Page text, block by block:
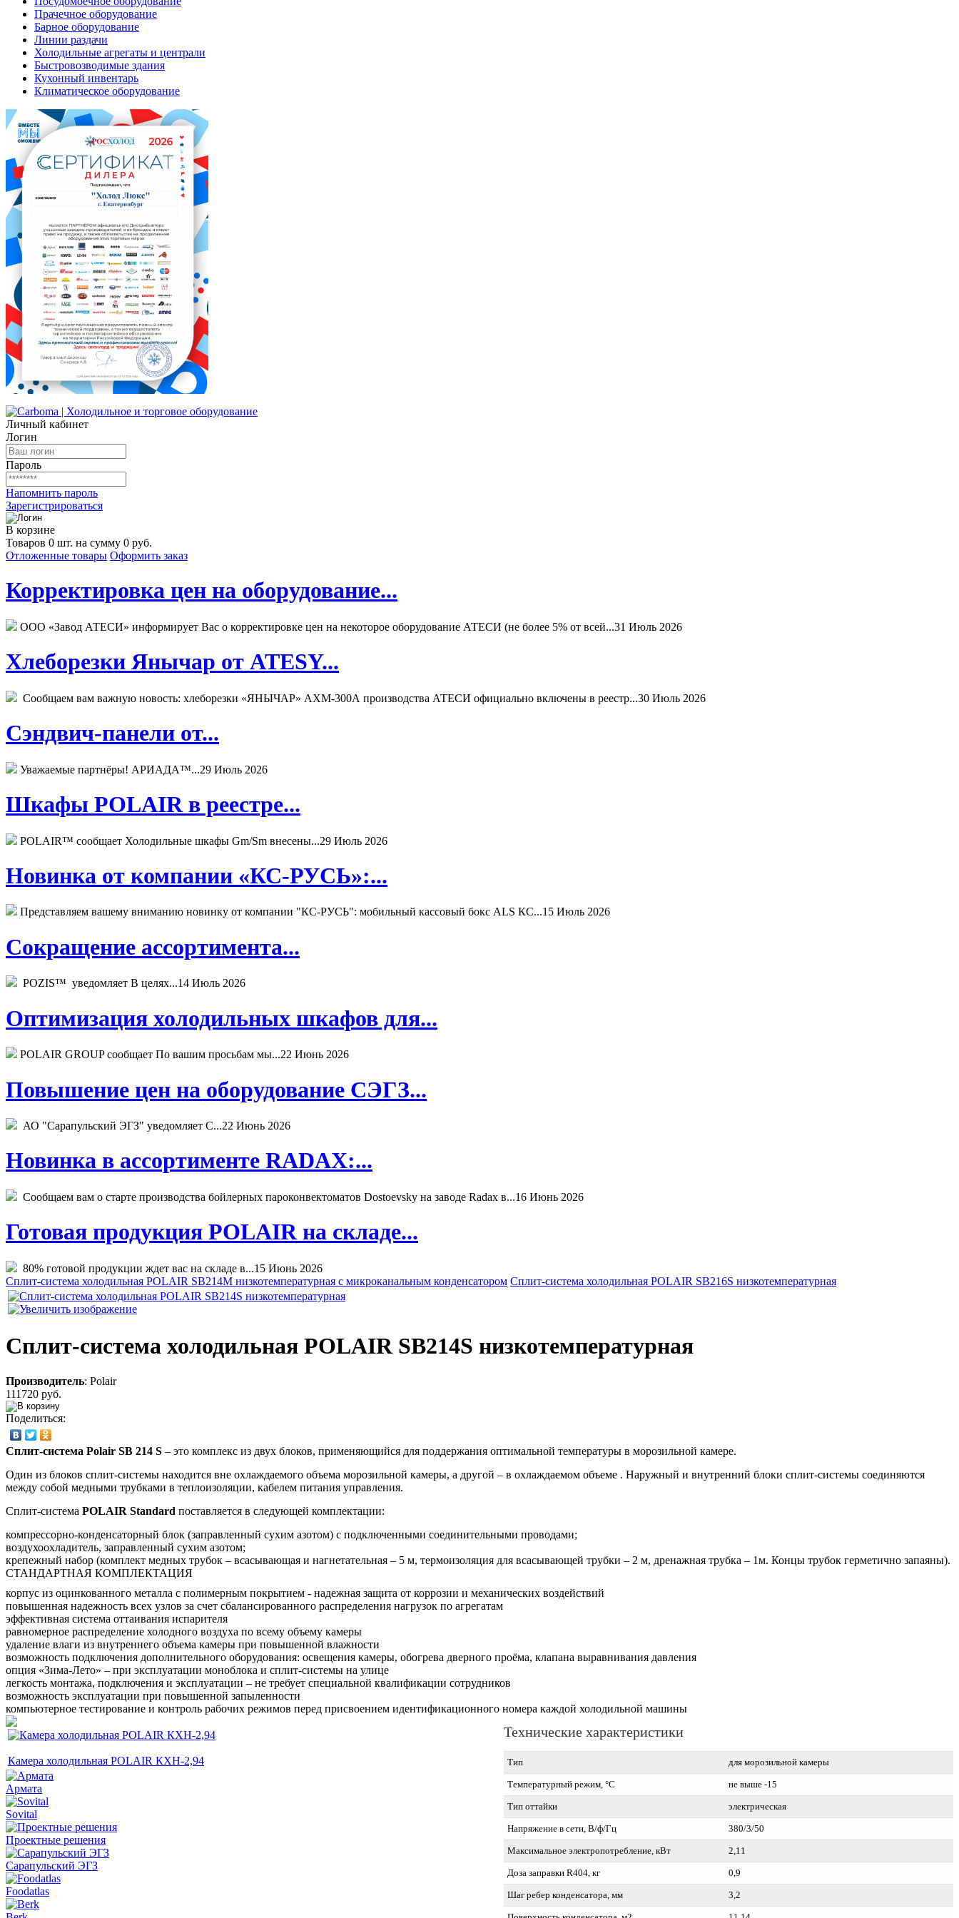
Прачечное оборудование
Барное оборудование
Линии раздачи
Холодильные агрегаты и централи
Быстровозводимые здания
Кухонный инвентарь
Климатическое оборудование
Личный кабинет
Логин
Пароль
Напомнить пароль
Зарегистрироваться
В корзине
Товаров 0 шт. на сумму 0 руб.
Отложенные товары Оформить заказ
Корректировка цен на оборудование...
ООО «Завод АТЕСИ» информирует Вас о корректировке цен на некоторое оборудование АТЕСИ (не более 5% от всей...31 Июль 2026
Хлеборезки Янычар от ATESY...
Сообщаем вам важную новость: хлеборезки «ЯНЫЧАР» АХМ-300А производства АТЕСИ официально включены в реестр...30 Июль 2026
Сэндвич-панели от...
Уважаемые партнёры! АРИАДА™...29 Июль 2026
Шкафы POLAIR в реестре...
POLAIR™ сообщает Холодильные шкафы Gm/Sm внесены...29 Июль 2026
Новинка от компании «КС-РУСЬ»:...
Представляем вашему вниманию новинку от компании "КС-РУСЬ": мобильный кассовый бокс ALS КС...15 Июль 2026
Сокращение ассортимента...
POZIS™ уведомляет В целях...14 Июль 2026
Оптимизация холодильных шкафов для...
POLAIR GROUP сообщает По вашим просьбам мы...22 Июнь 2026
Повышение цен на оборудование СЭГЗ...
АО "Сарапульский ЭГЗ" уведомляет С...22 Июнь 2026
Новинка в ассортименте RADAX:...
Сообщаем вам о старте производства бойлерных пароконвектоматов Dostoevsky на заводе Radax в...16 Июнь 2026
Готовая продукция POLAIR на складе...
80% готовой продукции ждет вас на складе в...15 Июнь 2026
Сплит-система холодильная POLAIR SB214M низкотемпературная с микроканальным конденсатором Сплит-система холодильная POLAIR SB216S низкотемпературная
Сплит-система холодильная POLAIR SB214S низкотемпературная
Производитель: Polair
111720 руб.
Поделиться:
Сплит-система Polair SВ 214 S – это комплекс из двух блоков, применяющийся для поддержания оптимальной температуры в морозильной камере.
Один из блоков сплит-системы находится вне охлаждаемого объема морозильной камеры, а другой – в охлаждаемом объеме . Наружный и внутренний блоки сплит-системы соединяются
между собой медными трубками в теплоизоляции, кабелем питания управления.
Сплит-система POLAIR Standard поставляется в следующей комплектации:
компрессорно-конденсаторный блок (заправленный сухим азотом) с подключенными соединительными проводами;
воздухоохладитель, заправленный сухим азотом;
крепежный набор (комплект медных трубок – всасывающая и нагнетательная – 5 м, термоизоляция для всасывающей трубки – 2 м, дренажная трубка – 1м. Концы трубок герметично запаяны).
СТАНДАРТНАЯ КОМПЛЕКТАЦИЯ
корпус из оцинкованного металла с полимерным покрытием - надежная защита от коррозии и механических воздействий
повышенная надежность всех узлов за счет сбалансированного распределения нагрузок по агрегатам
эффективная система оттаивания испарителя
равномерное распределение холодного воздуха по всему объему камеры
удаление влаги из внутреннего объема камеры при повышенной влажности
возможность подключения дополнительного оборудования: освещения камеры, обогрева дверного проёма, клапана выравнивания давления
опция «Зима-Лето» – при эксплуатации моноблока и сплит-системы на улице
легкость монтажа, подключения и эксплуатации – не требует специальной квалификации сотрудников
возможность эксплуатации при повышенной запыленности
компьютерное тестирование и контроль рабочих режимов перед присвоением идентификационного номера каждой холодильной машины
Технические характеристики
Тип для морозильной камеры
Температурный режим, °C не выше -15
Тип оттайки электрическая
Напряжение в сети, В/ф/Гц 380/3/50
Максимальное электропотребление, кВт 2,11
Доза заправки R404, кг 0,9
Шаг ребер конденсатора, мм 3,2
Камера холодильная POLAIR КХН-2,94
Армата
Sovital
Проектные решения
Сарапульский ЭГЗ
Foodatlas